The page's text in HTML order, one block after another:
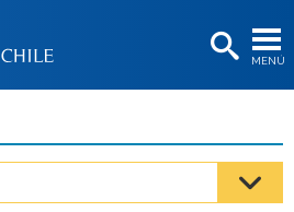
MENÚ
BIBLIOTECAS
Estudiantes